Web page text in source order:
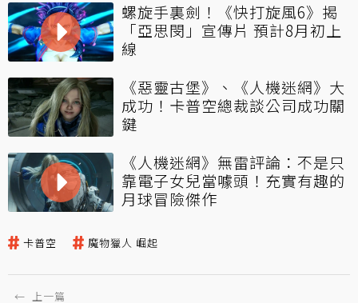
螺旋手裏劍！《快打旋風6》揭
「亞思閔」宣傳片 預計8月初上
線
《惡靈古堡》、《人機迷網》大
成功！卡普空總裁談公司成功關
鍵
《人機迷網》無雷評論：不是只
靠電子女兒當噱頭！充實有趣的
月球冒險傑作
卡普空 魔物獵人 崛起
← 上一篇